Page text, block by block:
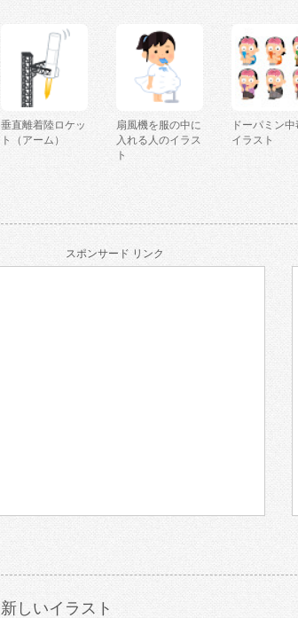
垂直離着陸ロケッ
ト（アーム）
扇風機を服の中に
入れる人のイラス
ト
ドーパミン中
イラスト
スポンサード リンク
新しいイラスト